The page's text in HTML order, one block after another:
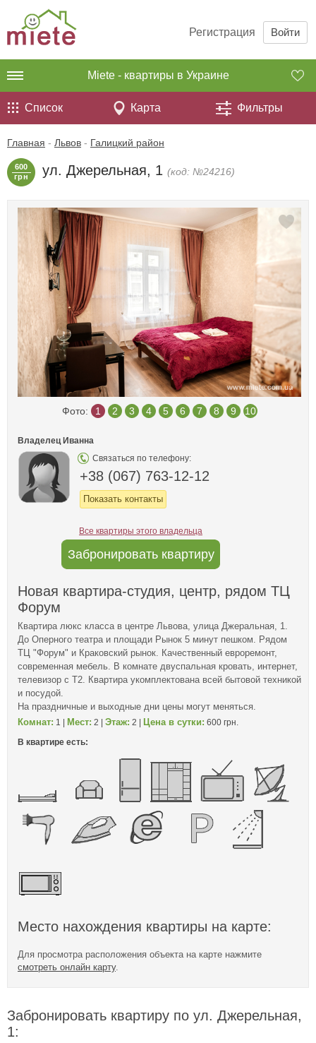
Регистрация Войти
Miete - квартиры в Украине
Список Карта Фильтры
Главная - Львов - Галицкий район
600
грн
ул. Джерельная, 1 (код: №24216)
Фото: 1 2 3 4 5 6 7 8 9 10
Владелец Иванна
Связаться по телефону:
+38 (067) 763-12-12
Показать контакты
Все квартиры этого владельца
Забронировать квартиру
Новая квартира-студия, центр, рядом ТЦ
Форум
Квартира люкс класса в центре Львова, улица Джеральная, 1.
До Оперного театра и площади Рынок 5 минут пешком. Рядом
ТЦ "Форум" и Краковский рынок. Качественный евроремонт,
современная мебель. В комнате двуспальная кровать, интернет,
телевизор с Т2. Квартира укомплектована всей бытовой техникой
и посудой.
На праздничные и выходные дни цены могут меняться.
Комнат: 1 | Мест: 2 | Этаж: 2 | Цена в сутки: 600 грн.
В квартире есть:
Место нахождения квартиры на карте:
Для просмотра расположения объекта на карте нажмите
смотреть онлайн карту.
Забронировать квартиру по ул. Джерельная,
1: